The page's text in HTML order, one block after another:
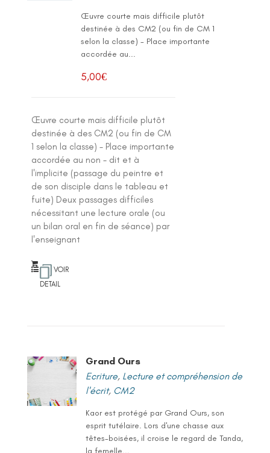
Œuvre courte mais difficile plutôt
destinée à des CM2 (ou fin de CM 1
selon la classe) - Place importante
accordée au...
5,00€
Œuvre courte mais difficile plutôt
destinée à des CM2 (ou fin de CM
1 selon la classe) - Place importante
accordée au non - dit et à
l'implicite (passage du peintre et
de son disciple dans le tableau et
fuite) Deux passages difficiles
nécessitant une lecture orale (ou
un bilan oral en fin de séance) par
l'enseignant
VOIR
DETAIL
Grand Ours
Ecriture, Lecture et compréhension de
l'écrit, CM2
Kaor est protégé par Grand Ours, son
esprit tutélaire. Lors d'une chasse aux
têtes-boisées, il croise le regard de Tanda,
la femelle...